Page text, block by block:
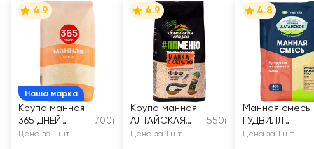
Наша марка
4.9
Крупа манная
365 ДНЕЙ
марка М
700г
Цена за 1 шт
4.9
Крупа манная
АЛТАЙСКАЯ
СКАЗКА с
550г
Цена за 1 шт
4.8
Манная смесь
ГУДВИЛЛ
Кукурузная и
Цена за 1 шт